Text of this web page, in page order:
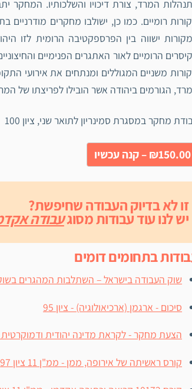
המרד, צורת דיכויו והשלכותיו. המחקר
רומיים. כמו כן, ישולבו מחקרים
ישווה בין הפרספקטיבה הרומית לזו
הרומיים לאור האתגרים הפנימיים
משניים המגוללים ומנתחים את אירועי
הגורמים ביהודה אשר הובילו לפריצתו של
מחקר במסגרת סמינריון לתואר שני, ציון 100
₪150.00 – קנה עכשיו
זו לא בדיוק העבודה שחיפשת?
יש לנו עוד עבודות מסוגעבודה
בתחומים דומים
שוק העבודה בישראל – השתלבות המהגרים בשוק
סיכום - ארגמן (ארכיאולוגיה) - ציון 95
הצעת מחקר - לקראת מדינה יהודית ודמוקרטית -
קורס ראשיתה של אירופה, ממן - ממ"ן 11 ציון 97